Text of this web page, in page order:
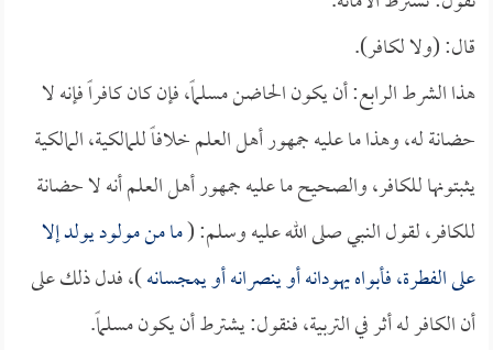
قال: (ولا لكافر).
هذا الشرط الرابع: أن يكون الحاضن مسلماً، فإن كان كافراً فإنه لا
حضانة له، وهذا ما عليه جمهور أهل العلم خلافاً للمالكية، المالكية
يثبتونها للكافر، والصحيح ما عليه جمهور أهل العلم أنه لا حضانة
للكافر، لقول النبي صلى الله عليه وسلم: (ما من مولود يولد إلا
على الفطرة، فأبواه يهودانه أو ينصرانه أو يمجسانه)، فدل ذلك على
أن الكافر له أثر في التربية، فنقول: يشترط أن يكون مسلماً.